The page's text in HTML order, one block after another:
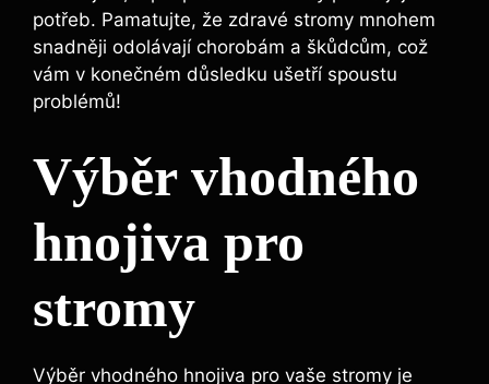
potřeb. Pamatujte, že zdravé stromy mnohem
snadněji ⁣odolávají chorobám a škůdcům, což
vám v konečném důsledku ⁢ušetří spoustu
problémů!
Výběr vhodného
hnojiva pro
‌stromy
Výběr vhodného hnojiva pro vaše stromy je